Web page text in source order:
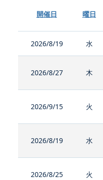
開催日 曜日
2026/8/19 水
2026/8/27 木
2026/9/15 火
2026/8/19 水
2026/8/25 火